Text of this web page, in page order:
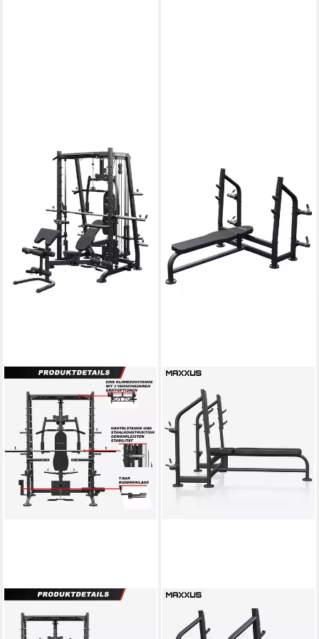
MAXXUS
Multipresse 8.1 -
Kraftstation, Power Rack,
Hantelbank Drückerbank mit
Ablage PRO